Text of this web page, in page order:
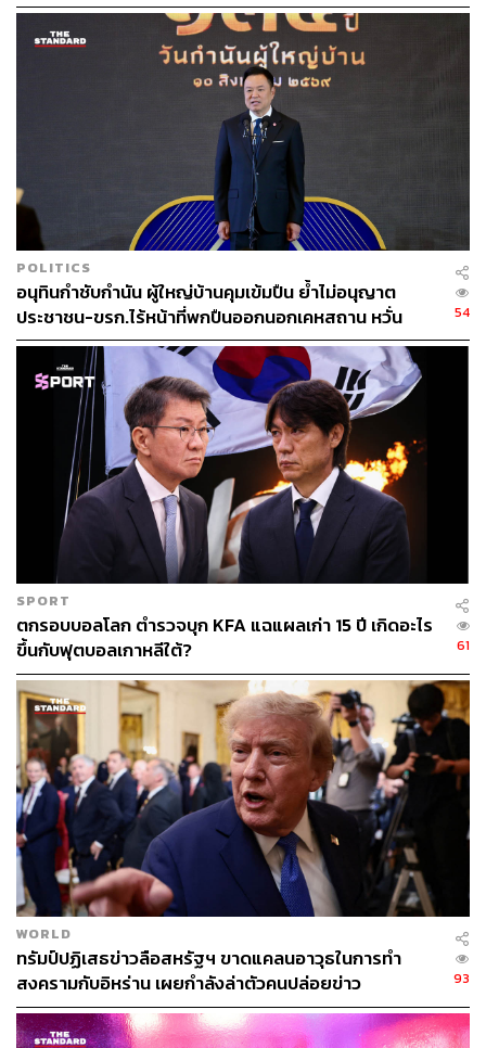
POLITICS
อนุทินกำชับกำนัน ผู้ใหญ่บ้านคุมเข้มปืน ย้ำไม่อนุญาต
ประชาชน-ขรก.ไร้หน้าที่พกปืนออกนอกเคหสถาน หวั่น
พฤติกรรมลอกเลียนแบบ จ่อลงพื้นที่เกิดเหตุ
54
SPORT
ตกรอบบอลโลก ตำรวจบุก KFA แฉแผลเก่า 15 ปี เกิดอะไร
ขึ้นกับฟุตบอลเกาหลีใต้?
61
WORLD
ทรัมป์ปฏิเสธข่าวลือสหรัฐฯ ขาดแคลนอาวุธในการทำ
สงครามกับอิหร่าน เผยกำลังล่าตัวคนปล่อยข่าว
93